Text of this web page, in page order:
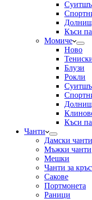
Къси
Момиче
Ново
Блузи
Рокли
Къси
Чанти
Дамски чанти
Мъжки чанти
Мешки
Чанти за
Сакове
Портмонета
Раници